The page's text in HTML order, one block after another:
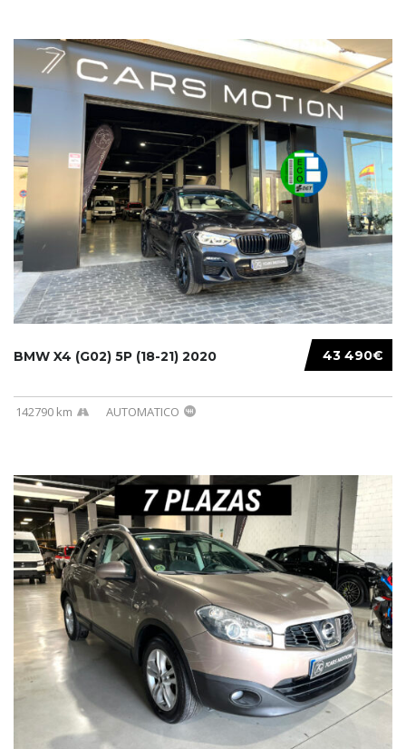
43 490€
BMW X4 (G02) 5P (18-21) 2020
142790 km AUTOMATICO